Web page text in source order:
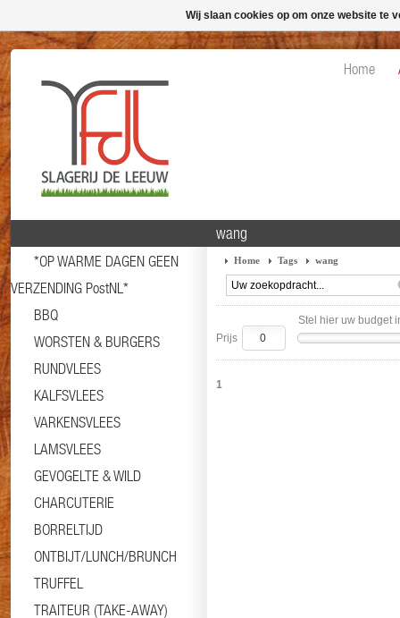
Home
*OP WARME DAGEN GEEN
VERZENDING PostNL*
BBQ
WORSTEN & BURGERS
RUNDVLEES
KALFSVLEES
VARKENSVLEES
LAMSVLEES
GEVOGELTE & WILD
CHARCUTERIE
BORRELTIJD
ONTBIJT/LUNCH/BRUNCH
TRUFFEL
TRAITEUR (TAKE-AWAY)
wang
Home Tags wang
Stel hier uw budget
Prijs
1
Wij slaan cookies op om onze website te